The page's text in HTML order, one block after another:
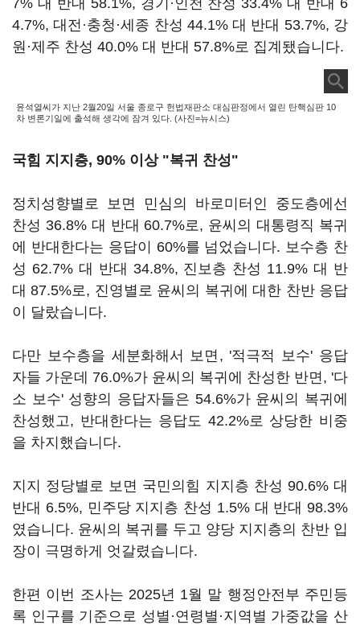
7% 대 반대 58.1%, 경기·인천 찬성 33.4% 대 반대 6
4.7%, 대전·충청·세종 찬성 44.1% 대 반대 53.7%, 강
원·제주 찬성 40.0% 대 반대 57.8%로 집계됐습니다.
윤석열씨가 지난 2월20일 서울 종로구 헌법재판소 대심판정에서 열린 탄핵심판 10
차 변론기일에 출석해 생각에 잠겨 있다. (사진=뉴시스)
국힘 지지층, 90% 이상 "복귀 찬성"
정치성향별로 보면 민심의 바로미터인 중도층에선
찬성 36.8% 대 반대 60.7%로, 윤씨의 대통령직 복귀
에 반대한다는 응답이 60%를 넘었습니다. 보수층 찬
성 62.7% 대 반대 34.8%, 진보층 찬성 11.9% 대 반
대 87.5%로, 진영별로 윤씨의 복귀에 대한 찬반 응답
이 달랐습니다.
다만 보수층을 세분화해서 보면, '적극적 보수' 응답
자들 가운데 76.0%가 윤씨의 복귀에 찬성한 반면, '다
소 보수' 성향의 응답자들은 54.6%가 윤씨의 복귀에
찬성했고, 반대한다는 응답도 42.2%로 상당한 비중
을 차지했습니다.
지지 정당별로 보면 국민의힘 지지층 찬성 90.6% 대
반대 6.5%, 민주당 지지층 찬성 1.5% 대 반대 98.3%
였습니다. 윤씨의 복귀를 두고 양당 지지층의 찬반 입
장이 극명하게 엇갈렸습니다.
한편 이번 조사는 2025년 1월 말 행정안전부 주민등
록 인구를 기준으로 성별·연령별·지역별 가중값을 산